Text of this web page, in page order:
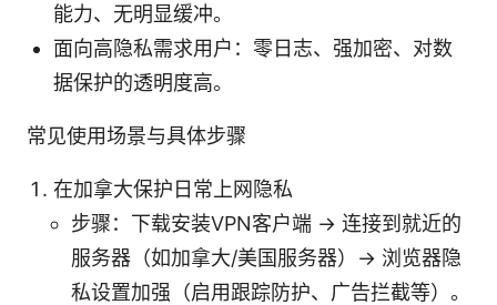
能力、无明显缓冲。
面向高隐私需求用户：零日志、强加密、对数
据保护的透明度高。
常见使用场景与具体步骤
在加拿大保护日常上网隐私
步骤：下载安装VPN客户端 → 连接到就近的
服务器（如加拿大/美国服务器）→ 浏览器隐
私设置加强（启用跟踪防护、广告拦截等）。